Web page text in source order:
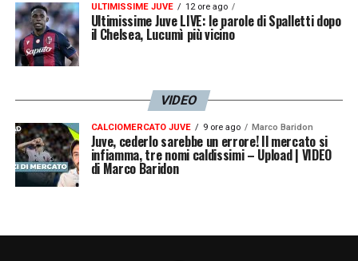
ULTIMISSIME JUVE 12 ore ago
Ultimissime Juve LIVE: le parole di Spalletti dopo
il Chelsea, Lucumì più vicino
VIDEO
CALCIOMERCATO JUVE 9 ore ago Marco Baridon
Juve, cederlo sarebbe un errore! Il mercato si
infiamma, tre nomi caldissimi – Upload | VIDEO
di Marco Baridon